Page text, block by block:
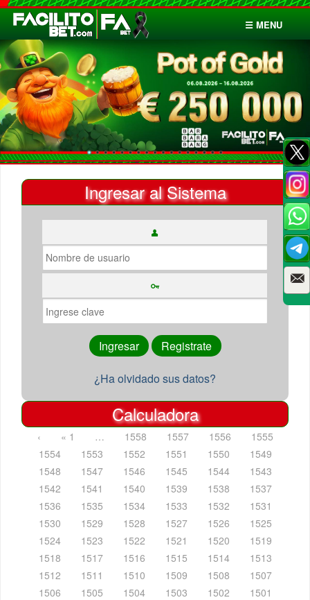
☰ MENU
Inicio
Apuestas
Cuentas
Ingresar al Sistema
¿Ha olvidado sus datos?
Calculadora
‹ « 1 … 1558 1557 1556
1555
1554
1553 1552 1551 1550
1549
1548
1547 1546 1545 1544
1543
1542
1541 1540 1539 1538
1537
1536
1535 1534 1533 1532
1531
1530
1529 1528 1527 1526
1525
1524
1523 1522 1521 1520
1519
1518
1517 1516 1515 1514
1513
1512
1511 1510 1509 1508
1507
1506
1505 1504 1503 1502
1501